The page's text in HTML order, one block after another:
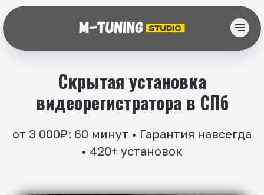
Скрытая установка
видеорегистратора в СПб
от 3 000₽: 60 минут • Гарантия навсегда
• 420+ установок